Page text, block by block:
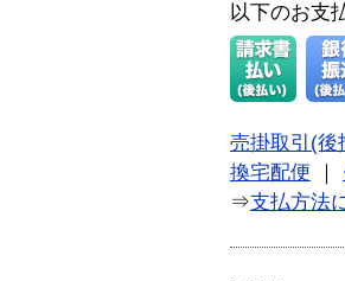
以下のお支
売掛取引(後
換宅配便
⇒支払方法